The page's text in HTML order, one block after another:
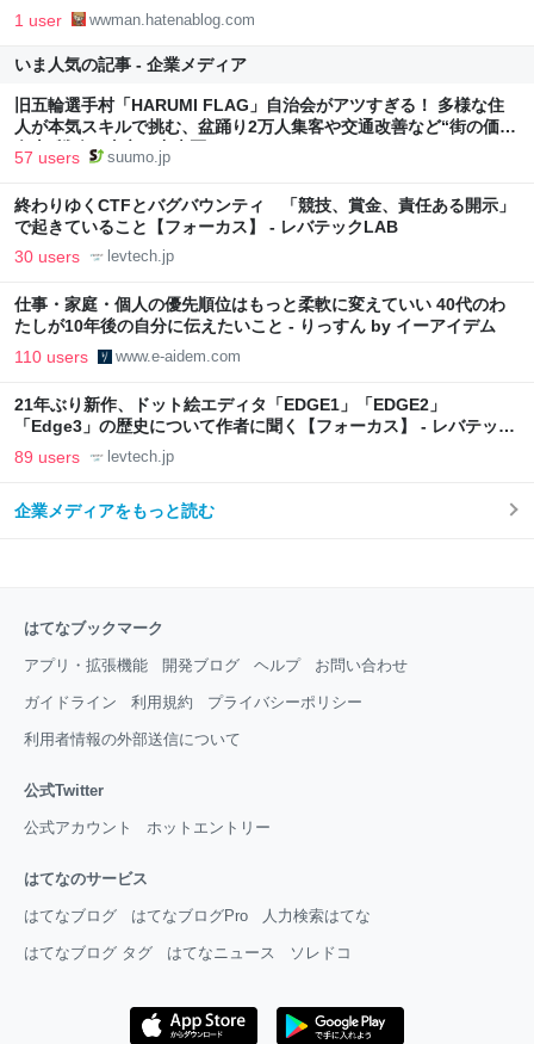
1 user wwman.hatenablog.com
いま人気の記事 - 企業メディア
旧五輪選手村「HARUMI FLAG」自治会がアツすぎる！ 多様な住
人が本気スキルで挑む、盆踊り2万人集客や交通改善など“街の価値
向上”戦略 東京・中央区
57 users suumo.jp
終わりゆくCTFとバグバウンティ 「競技、賞金、責任ある開示」
で起きていること【フォーカス】 - レバテックLAB
30 users levtech.jp
仕事・家庭・個人の優先順位はもっと柔軟に変えていい 40代のわ
たしが10年後の自分に伝えたいこと - りっすん by イーアイデム
110 users www.e-aidem.com
21年ぶり新作、ドット絵エディタ「EDGE1」「EDGE2」
「Edge3」の歴史について作者に聞く【フォーカス】 - レバテック
LAB
89 users levtech.jp
企業メディアをもっと読む
はてなブックマーク
アプリ・拡張機能 開発ブログ ヘルプ お問い合わせ
ガイドライン 利用規約 プライバシーポリシー
利用者情報の外部送信について
公式Twitter
公式アカウント ホットエントリー
はてなのサービス
はてなブログ はてなブログPro 人力検索はてな
はてなブログ タグ はてなニュース ソレドコ